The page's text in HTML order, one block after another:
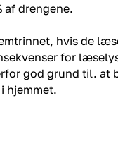
af drengene.
hvis de
for
god grund til. at
hjemmet.